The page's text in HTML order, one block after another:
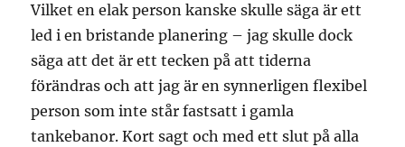
Vilket en elak person kanske skulle säga är ett
led i en bristande planering – jag skulle dock
säga att det är ett tecken på att tiderna
förändras och att jag är en synnerligen flexibel
person som inte står fastsatt i gamla
tankebanor. Kort sagt och med ett slut på alla